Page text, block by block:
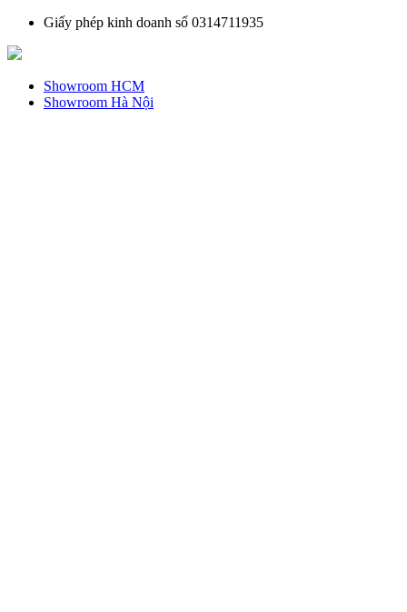
Giấy phép kinh doanh số 0314711935
Showroom HCM
Showroom Hà Nội